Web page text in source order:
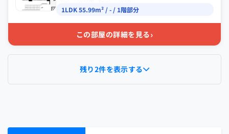
図
1LDK 55.99m² / - / 1階部分
この部屋の詳細を見る›
残り2件を表示する